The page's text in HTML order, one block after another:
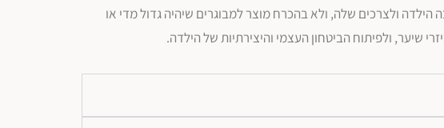
ולצרכים שלה, ולא בהכרח מוצר למבוגרים שיהיה גדול מדי או
שיער, ולפיתוח הביטחון העצמי והיצירתיות של הילדה.